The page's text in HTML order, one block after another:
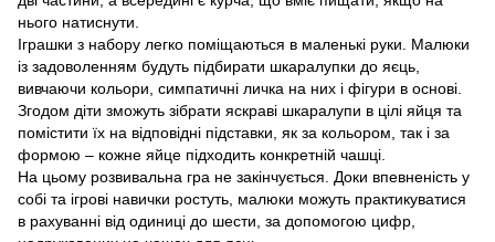
нього натиснути.
Іграшки з набору легко поміщаються в маленькі руки. Малюки
із задоволенням будуть підбирати шкаралупки до яєць,
вивчаючи кольори, симпатичні личка на них і фігури в основі.
Згодом діти зможуть зібрати яскраві шкаралупи в цілі яйця та
помістити їх на відповідні підставки, як за кольором, так і за
формою – кожне яйце підходить конкретній чашці.
На цьому розвивальна гра не закінчується. Доки впевненість у
собі та ігрові навички ростуть, малюки можуть практикуватися
в рахуванні від одиниці до шести, за допомогою цифр,